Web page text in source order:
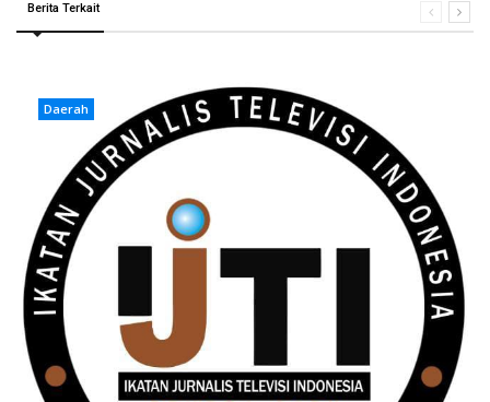
Berita Terkait
Daerah